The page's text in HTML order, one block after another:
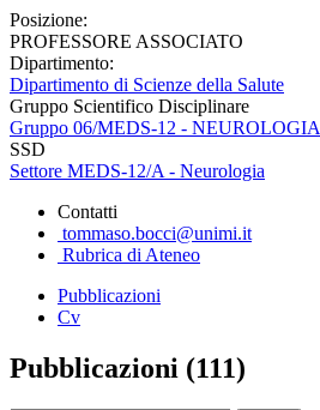
Posizione:
PROFESSORE ASSOCIATO
Dipartimento:
Dipartimento di Scienze della Salute
Gruppo Scientifico Disciplinare
Gruppo 06/MEDS-12 - NEUROLOGIA
SSD
Settore MEDS-12/A - Neurologia
Contatti
tommaso.bocci@unimi.it
Rubrica di Ateneo
Pubblicazioni
Cv
Pubblicazioni (111)